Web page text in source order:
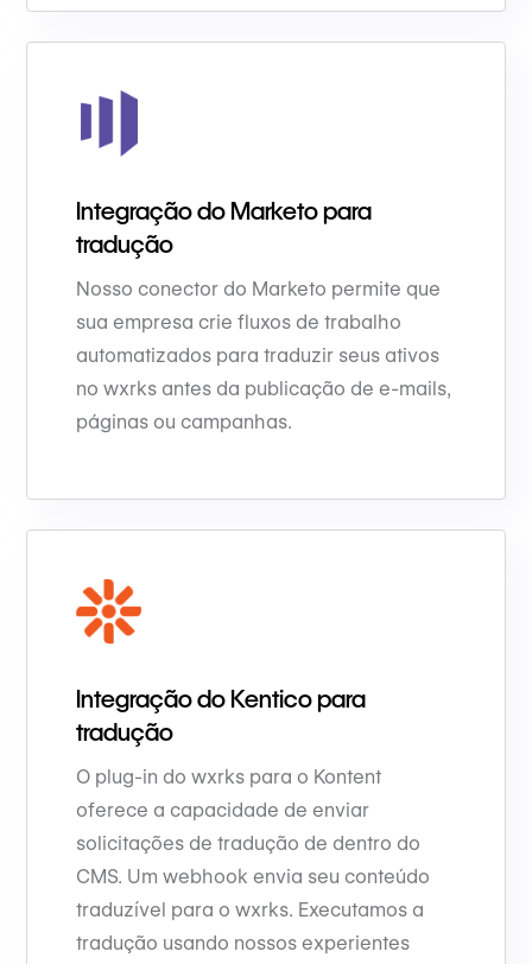
Integração do Marketo para
tradução
Nosso conector do Marketo permite que
sua empresa crie fluxos de trabalho
automatizados para traduzir seus ativos
no wxrks antes da publicação de e-mails,
páginas ou campanhas.
Integração do Kentico para
tradução
O plug-in do wxrks para o Kontent
oferece a capacidade de enviar
solicitações de tradução de dentro do
CMS. Um webhook envia seu conteúdo
traduzível para o wxrks. Executamos a
tradução usando nossos experientes